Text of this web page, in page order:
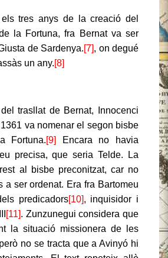
els tres anys de la creació del
la Fortuna, fra Bernat va ser
de Sardenya.[7], on degué
un any.[8]
trasllat de Bernat, Innocenci
va nomenar el segon bisbe
Fortuna.[9]
Encara no havia
precisa, que seria Telde. La
al bisbe preconitzat, car no
a ser ordenat. Era fra Bartomeu
predicadors[10], inquisidor i
[11]. Zunzunegui considera que
la situació missionera de les
no se tracta que a Avinyó hi